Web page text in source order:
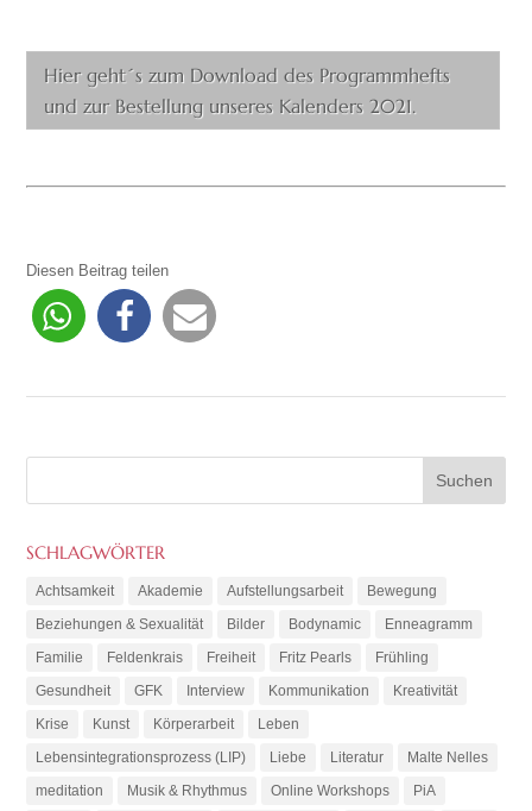
Hier geht´s zum Download des Programmhefts
und zur Bestellung unseres Kalenders 2021.
Diesen Beitrag teilen
SCHLAGWÖRTER
Achtsamkeit Akademie Aufstellungsarbeit
Bewegung
Beziehungen & Sexualität
Bilder Bodynamic
Enneagramm
Familie
Feldenkrais Freiheit Fritz Pearls
Frühling
Gesundheit
GFK Interview Kommunikation
Kreativität
Krise
Kunst Körperarbeit
Leben
Lebensintegrationsprozess (LIP)
Liebe Literatur
Malte Nelles
meditation
Musik & Rhythmus Online Workshops PiA